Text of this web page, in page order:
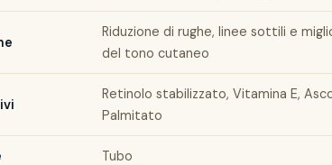
Riduzione di rughe, linee sottili e
del tono cutaneo
Retinolo stabilizzato, Vitamina E,
Palmitato
Tubo